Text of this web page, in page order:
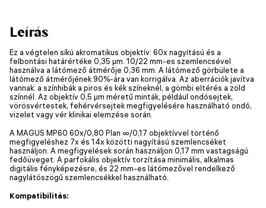
Leírás
Ez a végtelen síkú akromatikus objektív: 60x nagyítású és a
felbontási határértéke 0,35 µm. 10/22 mm-es szemlencsével
használva a látómező átmérője 0,36 mm. A látómező görbülete a
látómező átmérőjének 90%-ára van korrigálva. Az aberrációk javítva
vannak: a színhibák a piros és kék színeknél, a gömbi eltérés a zöld
színnél. Az objektív 0,5 µm méretű minták, például ondósejtek,
vörösvértestek, fehérvérsejtek megfigyelésére használható ondó,
vizelet vagy vér klinikai elemzése során.
A MAGUS MP60 60x/0,80 Plan ∞/0,17 objektívvel történő
megfigyeléshez 7x és 14x közötti nagyítású szemlencséket
használjon. A megfigyelések során használjon 0,17 mm vastagságú
fedőüveget. A parfokális objektív torzítása minimális, alkalmas
digitális fényképezésre, és 22 mm-es látómezővel rendelkező
nagylátószögű szemlencsékkel használható.
Kompatibilitás: